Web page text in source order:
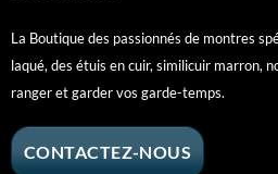
La Boutique des passionnés de montres
laqué, des étuis en cuir, similicuir marron,
ranger et garder vos garde-temps.
CONTACTEZ-NOUS